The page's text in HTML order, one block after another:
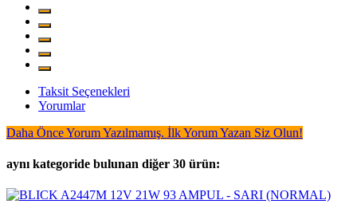
Taksit Seçenekleri
Yorumlar
Daha Önce Yorum Yazılmamış. İlk Yorum Yazan Siz Olun!
aynı kategoride bulunan diğer 30 ürün: